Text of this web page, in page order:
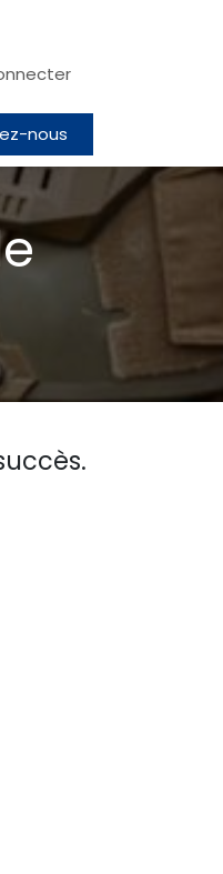
nous